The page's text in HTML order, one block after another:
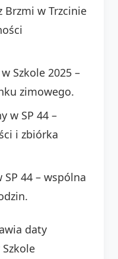
Brzmi w Trzcinie
Szkole 2025 –
zimowego.
w SP 44 –
i zbiórka
SP 44 – wspólna
daty